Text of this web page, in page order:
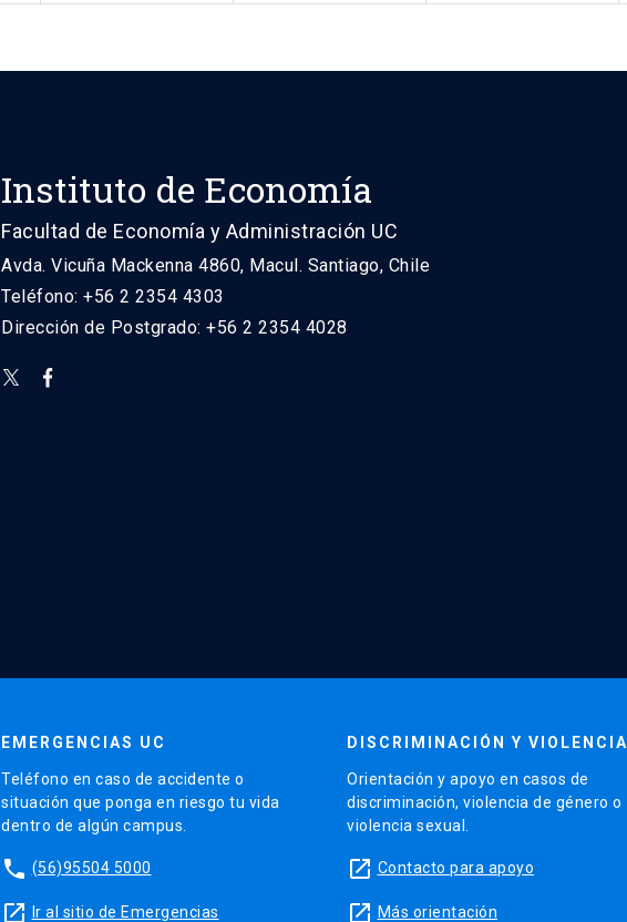
Instituto de Economía
Facultad de Economía y Administración UC
Avda. Vicuña Mackenna 4860, Macul. Santiago, Chile
Teléfono: +56 2 2354 4303
Dirección de Postgrado: +56 2 2354 4028
EMERGENCIAS UC
Teléfono en caso de accidente o
situación que ponga en riesgo tu vida
dentro de algún campus.
phone (56)95504 5000
launch Ir al sitio de Emergencias
DISCRIMINACIÓN Y VIOLENCIA
Orientación y apoyo en casos de
discriminación, violencia de género o
violencia sexual.
launch Contacto para apoyo
launch Más orientación